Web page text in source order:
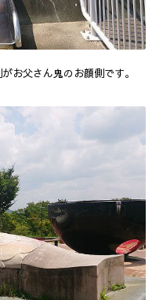
お父さん鬼のお顔側です。